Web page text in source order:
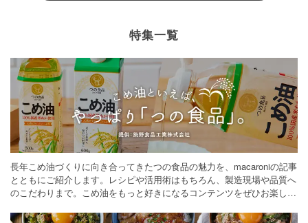
特集一覧
長年こめ油づくりに向き合ってきたつの食品の魅力を、macaroniの記事
とともにご紹介します。レシピや活用術はもちろん、製造現場や品質へ
のこだわりまで。こめ油をもっと好きになるコンテンツをぜひお楽しみ